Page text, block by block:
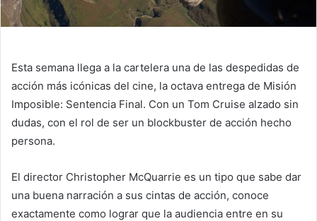
Esta semana llega a la cartelera una de las despedidas de
acción más icónicas del cine, la octava entrega de Misión
Imposible: Sentencia Final. Con un Tom Cruise alzado sin
dudas, con el rol de ser un blockbuster de acción hecho
persona.
El director Christopher McQuarrie es un tipo que sabe dar
una buena narración a sus cintas de acción, conoce
exactamente como lograr que la audiencia entre en su